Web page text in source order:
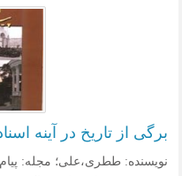
برگی از تاریخ در آینه